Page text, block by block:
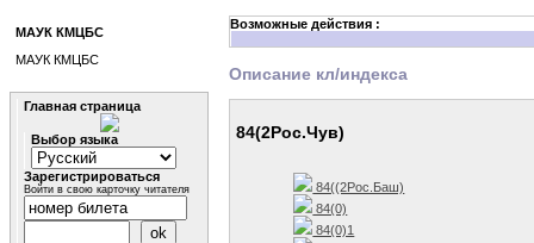
Возможные действия :
Описание кл/индекса
84(2Рос.Чув)
84((2Рос.Баш)
84(0)
84(0)1
МАУК КМЦБС
МАУК КМЦБС
Главная страница
Выбор языка
Зарегистрироваться
Войти в свою карточку читателя